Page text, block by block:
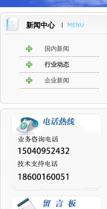
新闻中心
国内新闻
行业动态
企业新闻